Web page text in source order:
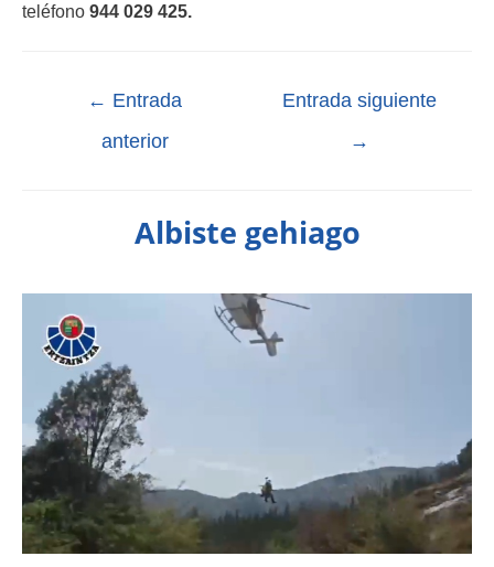
teléfono 944 029 425. ​
← Entrada
anterior
Entrada siguiente
→
Albiste gehiago